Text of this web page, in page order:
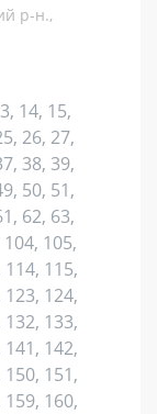
р-н.,
14, 15,
26, 27,
38, 39,
50, 51,
62, 63,
105,
115,
124,
133,
142,
151,
160,